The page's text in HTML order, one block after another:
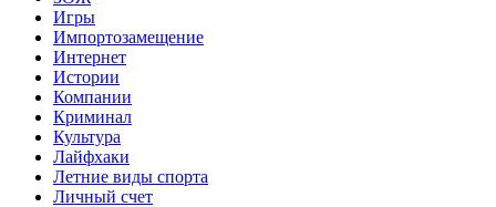
Игры
Импортозамещение
Интернет
Истории
Компании
Криминал
Культура
Лайфхаки
Летние виды спорта
Личный счет